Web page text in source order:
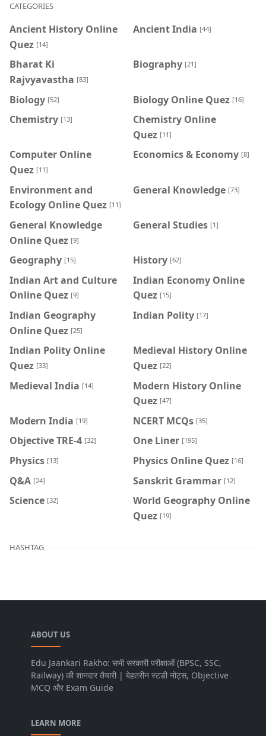
CATEGORIES
Ancient History Online
Quez [14]
Ancient India [44]
Bharat Ki
Rajvyavastha [83]
Biography [21]
Biology [52] Biology Online Quez [16]
Chemistry [13]
Chemistry Online
Quez [11]
Computer Online
Quez [11]
Economics & Economy [8]
Environment and
Ecology Online Quez [11]
General Knowledge [73]
General Knowledge
Online Quez [9]
General Studies [1]
Geography [15] History [62]
Indian Art and Culture
Online Quez [9]
Indian Economy Online
Quez [15]
Indian Geography
Online Quez [25]
Indian Polity [17]
Indian Polity Online
Quez [33]
Medieval History Online
Quez [22]
Medieval India [14]
Modern History Online
Quez [47]
Modern India [19] NCERT MCQs [35]
Objective TRE-4 [32] One Liner [195]
Physics [13] Physics Online Quez [16]
Q&A [24] Sanskrit Grammar [12]
Science [32]
World Geography Online
Quez [19]
HASHTAG
ABOUT US
Edu Jaankari Rakho: सभी सरकारी परीक्षाओं (BPSC, SSC,
Railway) की शानदार तैयारी | बेहतरीन स्टडी नोट्स, Objective
MCQ और Exam Guide
LEARN MORE